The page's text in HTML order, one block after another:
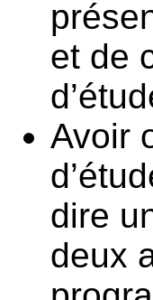
et de
Avoir
dire
deux